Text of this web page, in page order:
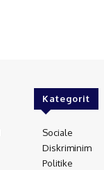
Kategorit
Sociale
Diskriminim
Politike